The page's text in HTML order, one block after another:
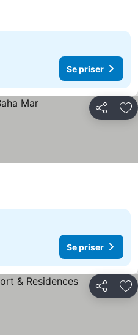
Se priser
Del
Se priser
Del